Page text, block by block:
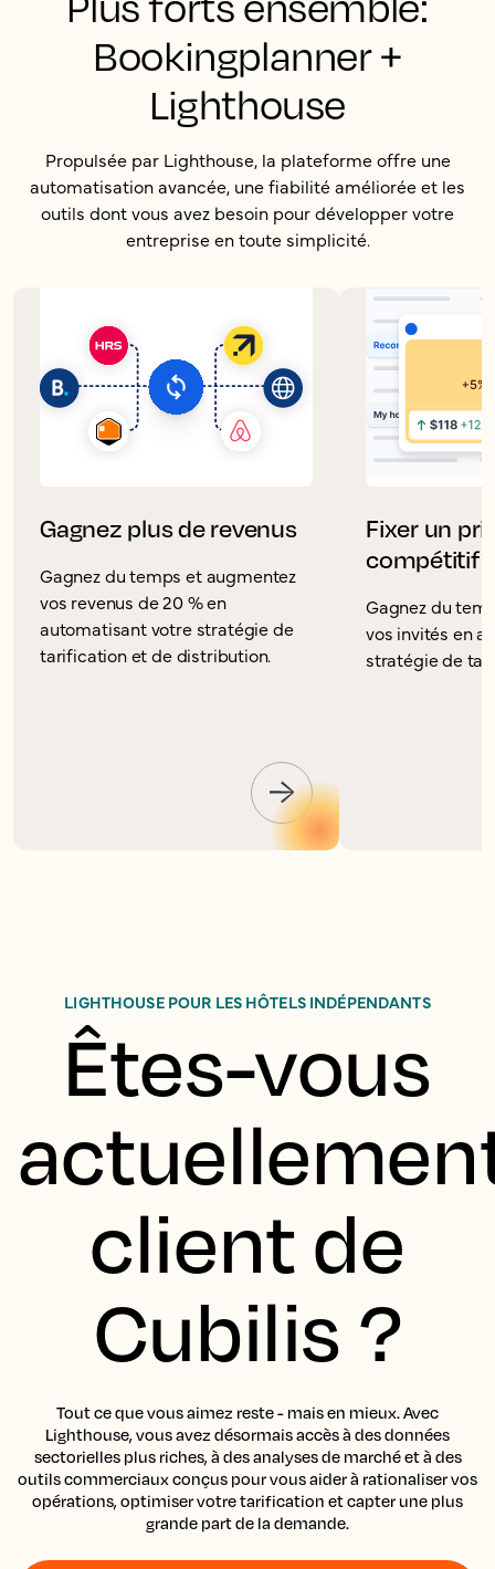
Bookingplanner +
Lighthouse
Propulsée par Lighthouse, la plateforme offre une
automatisation avancée, une fiabilité améliorée et les
outils dont vous avez besoin pour développer votre
entreprise en toute simplicité.
Gagnez plus de revenus
Gagnez du temps et augmentez
vos revenus de 20 % en
automatisant votre stratégie de
tarification et de distribution.
Fixer un
compétitif
Gagnez du
vos invités en
stratégie de
LIGHTHOUSE POUR LES HÔTELS INDÉPENDANTS
Êtes-vous
client de
Cubilis ?
Tout ce que vous aimez reste - mais en mieux. Avec
Lighthouse, vous avez désormais accès à des données
sectorielles plus riches, à des analyses de marché et à des
outils commerciaux conçus pour vous aider à rationaliser vos
opérations, optimiser votre tarification et capter une plus
grande part de la demande.